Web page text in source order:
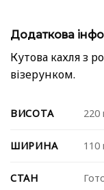
Додаткова
Кутова кахля з
візерунком.
ВИСОТА 220
ШИРИНА 110
СТАН